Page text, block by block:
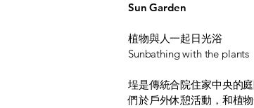
Sun Garden
植物與人一起日光浴
Sunbathing with the plants
埕是傳統合院住家中央的
們於戶外休憩活動，和植